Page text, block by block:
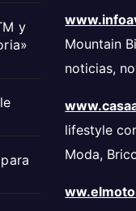
y
Mountain
noticias,
lifestyle
Moda,